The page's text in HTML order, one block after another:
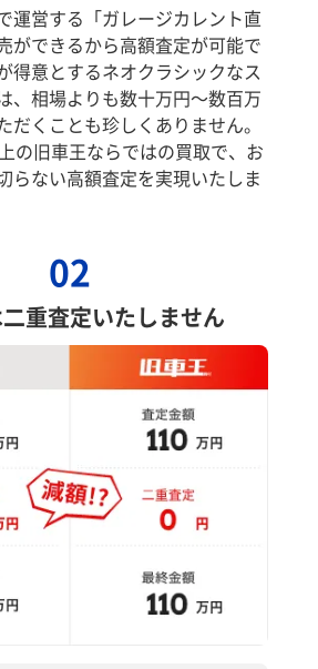
運営する「ガレージカレント直
ができるから高額査定が可能で
得意とするネオクラシックなス
、相場よりも数十万円～数百万
だくことも珍しくありません。
の旧車王ならではの買取で、お
らない高額査定を実現いたしま
02
重査定いたしません